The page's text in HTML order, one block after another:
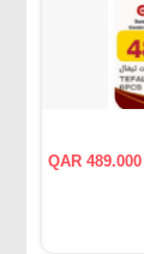
QAR 489.000